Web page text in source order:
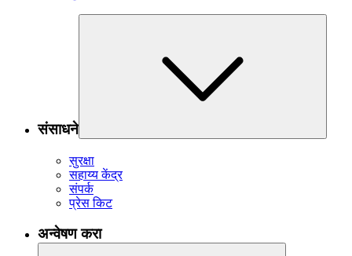
संसाधने
सुरक्षा
सहाय्य केंद्र
संपर्क
प्रेस किट
अन्वेषण करा